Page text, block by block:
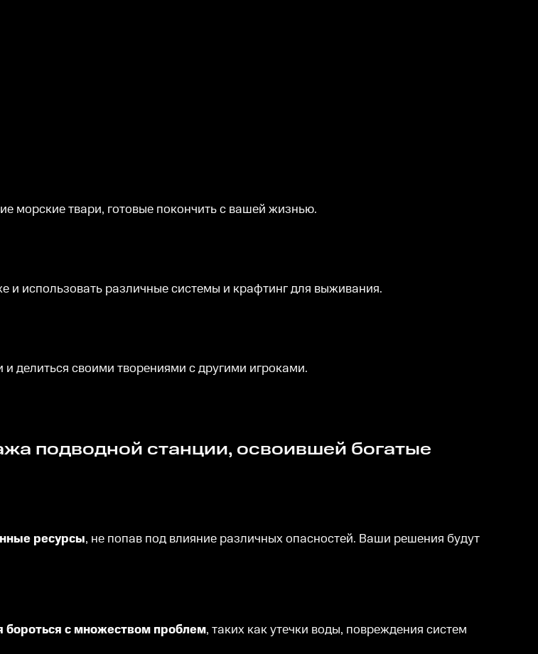
морские твари, готовые покончить с вашей жизнью.
и использовать различные системы и крафтинг для выживания.
делиться своими творениями с другими игроками.
ресурсы, не попав под влияние различных опасностей. Ваши решения будут
бороться с множеством проблем, таких как утечки воды, повреждения систем